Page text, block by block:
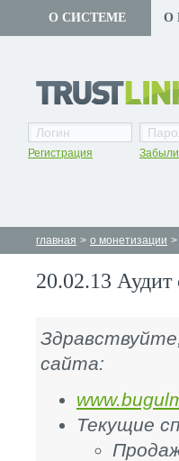
О СИСТЕМЕ О
Регистрация
главная > о монетизации >
20.02.13 Аудит
сайта:
Текущие